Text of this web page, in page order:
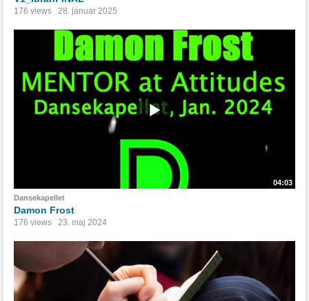
176 views 28. januar 2025
04:03
Dansekapellet
Damon Frost
176 views 23. maj 2024